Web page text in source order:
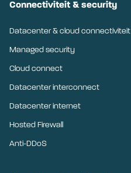
Connectiviteit & security
Datacenter & cloud connectiviteit
Managed security
Cloud connect
Datacenter interconnect
Datacenter internet
Hosted Firewall
Anti-DDoS